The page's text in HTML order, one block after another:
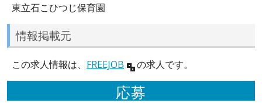
東立石こひつじ保育園
情報掲載元
この求人情報は、 FREEJOB の求人です。
応募